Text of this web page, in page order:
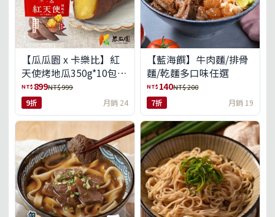
【瓜瓜園 x 卡樂比】紅
天使烤地瓜350g*10包
(免運組)
NT$ 899NT$ 999
9折 月銷 24
【藍海饌】牛肉麵/排骨
麵/乾麵多口味任選
NT$ 140NT$ 200
7折 月銷 19